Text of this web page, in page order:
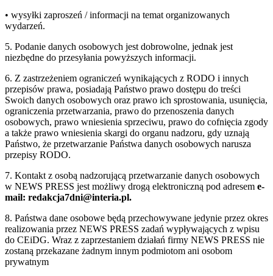
• wysyłki zaproszeń / informacji na temat organizowanych
wydarzeń.
5. Podanie danych osobowych jest dobrowolne, jednak jest
niezbędne do przesyłania powyższych informacji.
6. Z zastrzeżeniem ograniczeń wynikających z RODO i innych
przepisów prawa, posiadają Państwo prawo dostępu do treści
Swoich danych osobowych oraz prawo ich sprostowania, usunięcia,
ograniczenia przetwarzania, prawo do przenoszenia danych
osobowych, prawo wniesienia sprzeciwu, prawo do cofnięcia zgody
a także prawo wniesienia skargi do organu nadzoru, gdy uznają
Państwo, że przetwarzanie Państwa danych osobowych narusza
przepisy RODO.
7. Kontakt z osobą nadzorującą przetwarzanie danych osobowych
w NEWS PRESS jest możliwy drogą elektroniczną pod adresem e-
mail: redakcja7dni@interia.pl.
8. Państwa dane osobowe będą przechowywane jedynie przez okres
realizowania przez NEWS PRESS zadań wypływających z wpisu
do CEiDG. Wraz z zaprzestaniem działań firmy NEWS PRESS nie
zostaną przekazane żadnym innym podmiotom ani osobom
prywatnym